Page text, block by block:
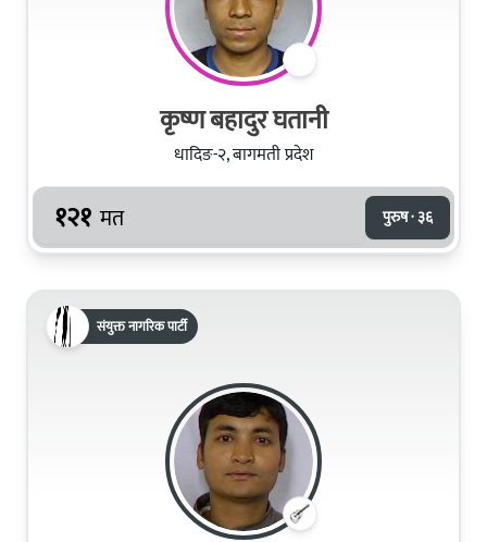
कृष्ण बहादुर घतानी
धादिङ-२, बागमती प्रदेश
१२१ मत पुरुष · ३६
संयुक्त नागरिक पार्टी